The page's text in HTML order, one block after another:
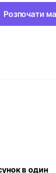
Розпочати
в один